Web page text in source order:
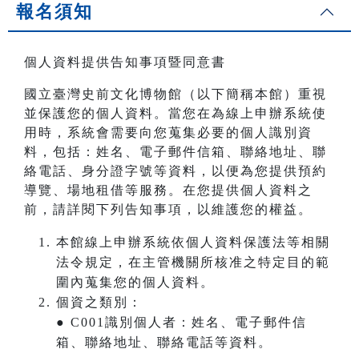
報名須知
個人資料提供告知事項暨同意書
國立臺灣史前文化博物館（以下簡稱本館）重視
並保護您的個人資料。當您在為線上申辦系統使
用時，系統會需要向您蒐集必要的個人識別資
料，包括：姓名、電子郵件信箱、聯絡地址、聯
絡電話、身分證字號等資料，以便為您提供預約
導覽、場地租借等服務。在您提供個人資料之
前，請詳閱下列告知事項，以維護您的權益。
本館線上申辦系統依個人資料保護法等相關
法令規定，在主管機關所核准之特定目的範
圍內蒐集您的個人資料。
個資之類別：
● C001識別個人者：姓名、電子郵件信
箱、聯絡地址、聯絡電話等資料。